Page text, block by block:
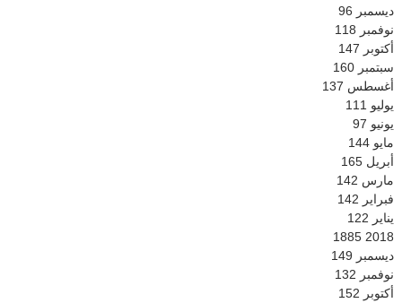
ديسمبر 96
نوفمبر 118
أكتوبر 147
سبتمبر 160
أغسطس 137
يوليو 111
يونيو 97
مايو 144
أبريل 165
مارس 142
فبراير 142
يناير 122
2018
1885
ديسمبر 149
نوفمبر 132
أكتوبر 152